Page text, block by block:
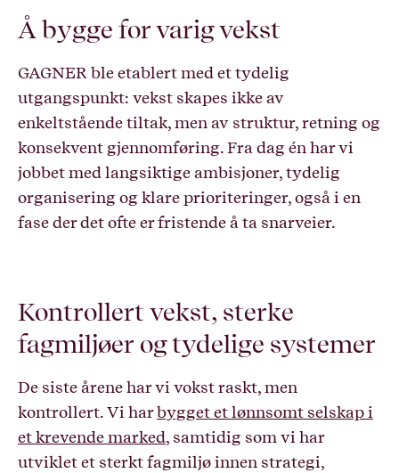
Å bygge for varig vekst
GAGNER ble etablert med et tydelig
utgangspunkt: vekst skapes ikke av
enkeltstående tiltak, men av struktur, retning og
konsekvent gjennomføring. Fra dag én har vi
jobbet med langsiktige ambisjoner, tydelig
organisering og klare prioriteringer, også i en
fase der det ofte er fristende å ta snarveier.
Kontrollert vekst, sterke
fagmiljøer og tydelige systemer
De siste årene har vi vokst raskt, men
kontrollert. Vi harbygget et lønnsomt selskap i
et krevende marked, samtidig som vi har
utviklet et sterkt fagmiljø innen strategi,